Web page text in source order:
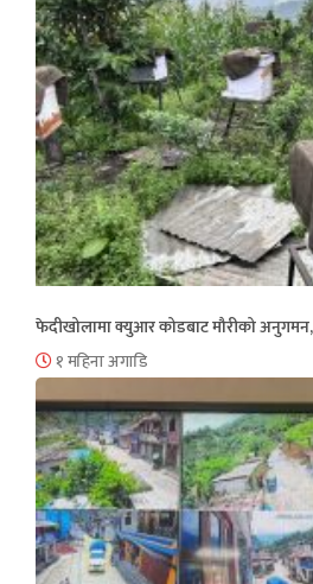
फेदीखोलामा क्युआर कोडबाट मौरीको अनुगमन,
१ महिना अगाडि